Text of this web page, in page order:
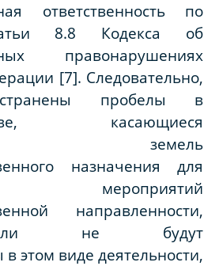
ответственность по
8.8 Кодекса об
правонарушениях
[7]. Следовательно,
пробелы в
касающиеся
земель
назначения для
мероприятий
направленности,
не будут
этом виде деятельности,